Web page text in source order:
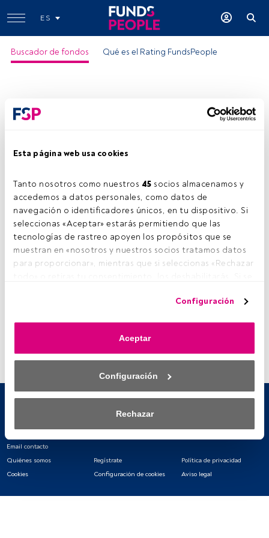
Esta página web usa cookies
Tanto nosotros como nuestros 45 socios almacenamos y
accedemos a datos personales, como datos de
navegación o identificadores únicos, en tu dispositivo. Si
seleccionas «Aceptar» estarás permitiendo que las
tecnologías de rastreo apoyen los propósitos que se
muestran en «nosotros y nuestros socios tratamos datos
para proporcionar», mientras que si seleccionas «Rechazar
anuncios que ves podrían dejar de ser relevantes para ti.
momento haciendo clic en el enlace «Preferencias de
privacidad» que aparece en la parte inferior de la página
la izquierda de la página web). Tus opciones tendrán
saber más, consulta nuestra política de privacidad.
datos para proporcionar:
activamente las características del dispositivo para su
identificación. Almacenar la información en un dispositivo
Configuración
Aceptar
Configuración
Rechazar
ES
Buscador de fondos Qué es el Rating FundsPeople
Email contacto
Quiénes somos
Regístrate
Política de privacidad
Cookies
Configuración de cookies Aviso legal